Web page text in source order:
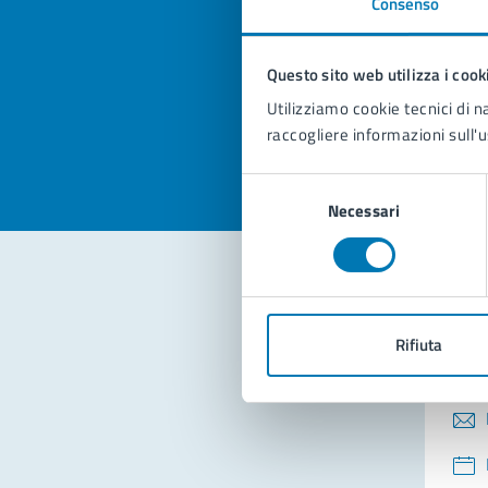
Questo sito web utilizza i
Utilizziamo cookie tecnici di
raccogliere informazioni
consenso
Necessari
Rifiuta